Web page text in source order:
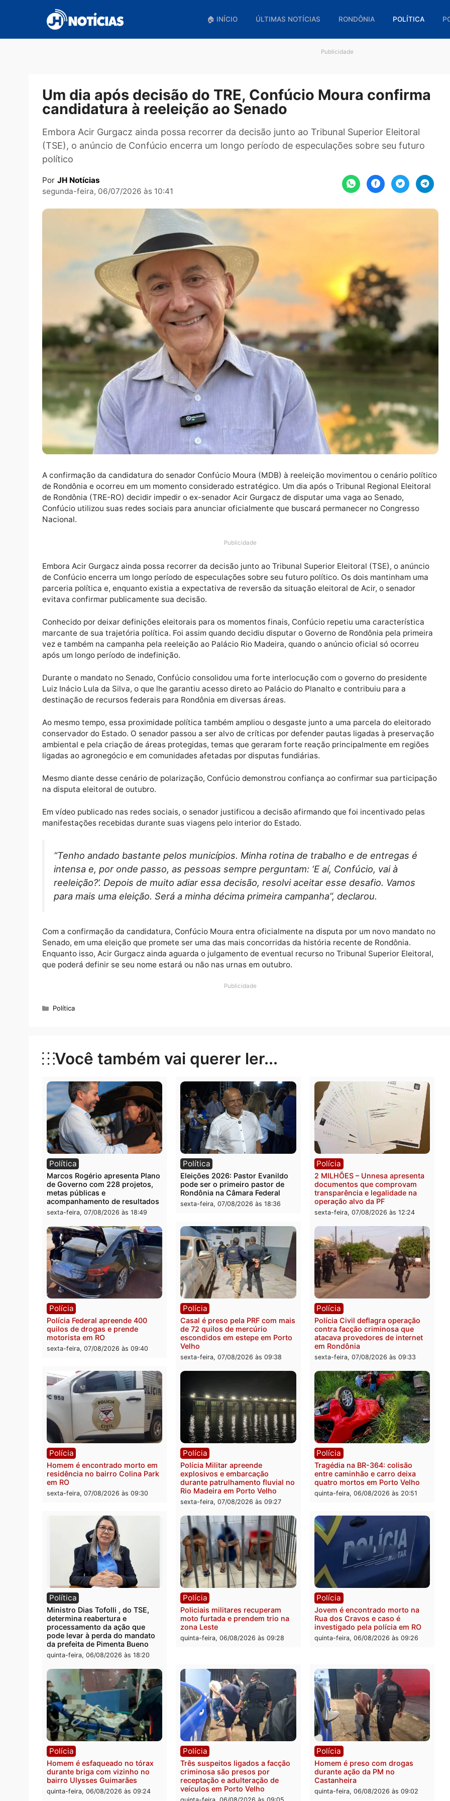
conteúdo
🏠 INÍCIO ÚLTIMAS NOTÍCIAS RONDÔNIA
Um dia após decisão do TRE, Confúcio Moura
candidatura à reeleição ao Senado
Embora Acir Gurgacz ainda possa recorrer da decisão junto ao Tribunal Superior
(TSE), o anúncio de Confúcio encerra um longo período de especulações sobre seu
político
segunda-feira, 06/07/2026 às 10:41
de Rondônia e ocorreu em um momento considerado estratégico. Um dia após o Tribunal Regional
Confúcio utilizou suas redes sociais para anunciar oficialmente que buscará permanecer no
Nacional.
Embora Acir Gurgacz ainda possa recorrer da decisão junto ao Tribunal Superior Eleitoral (TSE), o
de Confúcio encerra um longo período de especulações sobre seu futuro político. Os dois
parceria política e, enquanto existia a expectativa de reversão da situação eleitoral de Acir, o
Conhecido por deixar definições eleitorais para os momentos finais, Confúcio repetiu uma
marcante de sua trajetória política. Foi assim quando decidiu disputar o Governo de Rondônia pela
após um longo período de indefinição.
Durante o mandato no Senado, Confúcio consolidou uma forte interlocução com o governo do
destinação de recursos federais para Rondônia em diversas áreas.
conservador do Estado. O senador passou a ser alvo de críticas por defender pautas ligadas à
ambiental e pela criação de áreas protegidas, temas que geraram forte reação principalmente em
Mesmo diante desse cenário de polarização, Confúcio demonstrou confiança ao confirmar sua
na disputa eleitoral de outubro.
Em vídeo publicado nas redes sociais, o senador justificou a decisão afirmando que foi incentivado
“Tenho andado bastante pelos municípios. Minha rotina de trabalho e de
intensa e, por onde passo, as pessoas sempre perguntam: ‘E aí, Confúcio, vai à
reeleição?’. Depois de muito adiar essa decisão, resolvi aceitar esse desafio.
Enquanto isso, Acir Gurgacz ainda aguarda o julgamento de eventual recurso no Tribunal Superior
Publicidade
Categorias
Política
Você também vai querer ler...
Política
Marcos Rogério apresenta Plano
de Governo com 228 projetos,
metas públicas e
acompanhamento de resultados
sexta-feira, 07/08/2026 às 18:49
Política
Eleições 2026: Pastor Evanildo
pode ser o primeiro pastor de
Rondônia na Câmara Federal
sexta-feira, 07/08/2026 às 18:36
documentos que
transparência e legalidade
operação alvo da PF
sexta-feira, 07/08/2026 às
Polícia
Polícia Federal apreende 400
quilos de drogas e prende
motorista em RO
sexta-feira, 07/08/2026 às 09:40
Polícia
Casal é preso pela PRF com mais
de 72 quilos de mercúrio
escondidos em estepe em Porto
Velho
sexta-feira, 07/08/2026 às 09:38
Polícia Civil deflagra
contra facção criminosa
atacava provedores de
em Rondônia
Polícia
Homem é encontrado morto em
residência no bairro Colina Park
em RO
sexta-feira, 07/08/2026 às 09:30
Polícia
Polícia Militar apreende
explosivos e embarcação
sexta-feira, 07/08/2026 às 09:27
Polícia
Tragédia na BR-364:
entre caminhão e carro
Política
Ministro Dias Tofolli , do TSE,
Polícia
Policiais militares recuperam
moto furtada e prendem trio na
Polícia
Jovem é encontrado